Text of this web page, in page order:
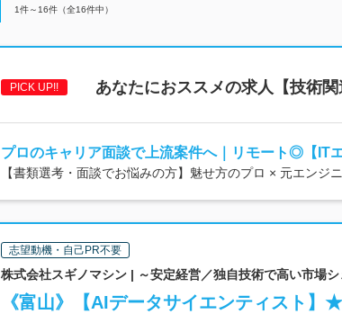
1件～ 16件（全16件中）
PICK UP!! あなたにおススメの求人【技術関
プロのキャリア面談で上流案件へ｜リモート◎【ITエ
【書類選考・面談でお悩みの方】魅せ方のプロ × 元エンジ
志望動機・自己PR不要
株式会社スギノマシン | ～安定経営／独自技術で高い市場
《富山》【AIデータサイエンティスト